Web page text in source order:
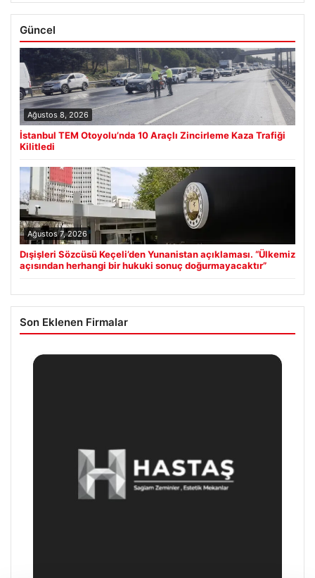
Güncel
Ağustos 8, 2026
İstanbul TEM Otoyolu’nda 10 Araçlı Zincirleme Kaza Trafiği
Kilitledi
Ağustos 7, 2026
Dışişleri Sözcüsü Keçeli’den Yunanistan açıklaması. “Ülkemiz
açısından herhangi bir hukuki sonuç doğurmayacaktır”
Son Eklenen Firmalar